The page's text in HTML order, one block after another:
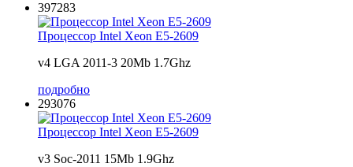
397283
Процессор Intel Xeon E5-2609
v4 LGA 2011-3 20Mb 1.7Ghz
подробно
293076
Процессор Intel Xeon E5-2609
v3 Soc-2011 15Mb 1.9Ghz